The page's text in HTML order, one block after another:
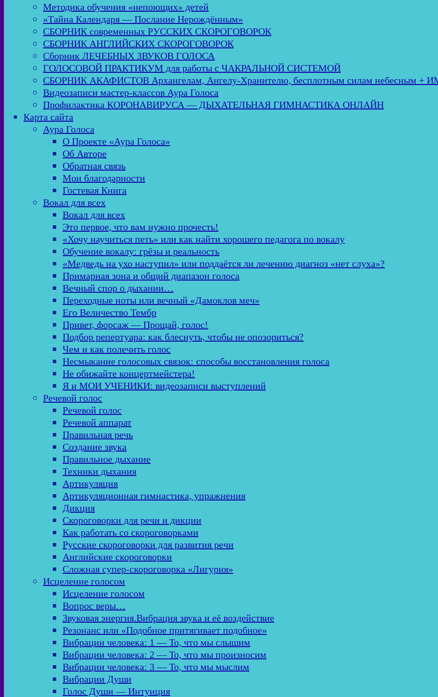
Методика обучения «непоющих» детей
«Тайна Календаря — Послание Нерождённым»
СБОРНИК современных РУССКИХ СКОРОГОВОРОК
СБОРНИК АНГЛИЙСКИХ СКОРОГОВОРОК
Сборник ЛЕЧЕБНЫХ ЗВУКОВ ГОЛОСА
ГОЛОСОВОЙ ПРАКТИКУМ для работы с ЧАКРАЛЬНОЙ СИСТЕМОЙ
СБОРНИК АКАФИСТОВ Архангелам, Ангелу-Хранителю, бесплотным силам небесным +
Видеозаписи мастер-классов Аура Голоса
Профилактика КОРОНАВИРУСА — ДЫХАТЕЛЬНАЯ ГИМНАСТИКА ОНЛАЙН
Карта сайта
Аура Голоса
О Проекте «Аура Голоса»
Об Авторе
Обратная связь
Мои благодарности
Гостевая Книга
Вокал для всех
Вокал для всех
Это первое, что вам нужно прочесть!
«Хочу научиться петь» или как найти хорошего педагога по вокалу
Обучение вокалу: грёзы и реальность
«Медведь на ухо наступил» или поддаётся ли лечению диагноз «нет слуха»?
Примарная зона и общий диапазон голоса
Вечный спор о дыхании…
Переходные ноты или вечный «Дамоклов меч»
Его Величество Тембр
Привет, форсаж — Прощай, голос!
Подбор репертуара: как блеснуть, чтобы не опозориться?
Чем и как полечить голос
Несмыкание голосовых связок: способы восстановления голоса
Не обижайте концертмейстера!
Я и МОИ УЧЕНИКИ: видеозаписи выступлений
Речевой голос
Речевой голос
Речевой аппарат
Правильная речь
Создание звука
Правильное дыхание
Техники дыхания
Артикуляция
Артикуляционная гимнастика, упражнения
Дикция
Скороговорки для речи и дикции
Как работать со скороговорками
Русские скороговорки для развития речи
Английские скороговорки
Сложная супер-скороговорка «Лигурия»
Исцеление голосом
Исцеление голосом
Вопрос веры…
Звуковая энергия.Вибрация звука и её воздействие
Резонанс или «Подобное притягивает подобное»
Вибрации человека: 1 — То, что мы слышим
Вибрации человека: 2 — То, что мы произносим
Вибрации человека: 3 — То, что мы мыслим
Вибрации Души
Голос Души — Интуиция